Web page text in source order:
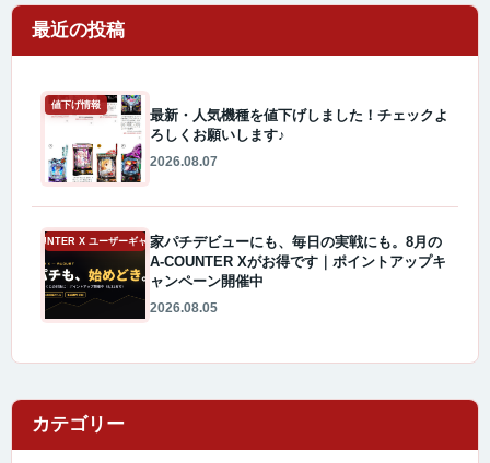
最近の投稿
値下げ情報
最新・人気機種を値下げしました！チェックよ
ろしくお願いします♪
2026.08.07
A-COUNTER X ユーザーギャラリー家パチデビューにも、毎日の実戦にも。8月の
A-COUNTER Xがお得です｜ポイントアップキ
ャンペーン開催中
2026.08.05
カテゴリー